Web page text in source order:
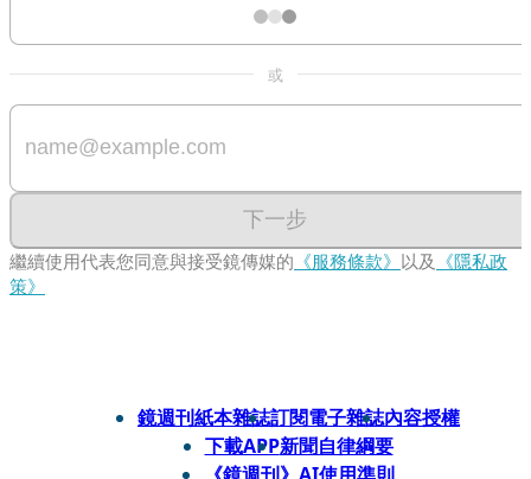
或
下一步
繼續使用代表您同意與接受鏡傳媒的 《服務條款》 以及 《隱私政
策》
鏡週刊紙本雜誌訂閱電子雜誌內容授權
下載APP新聞自律綱要